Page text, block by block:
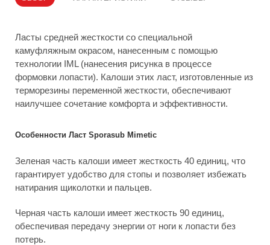
Ласты средней жесткости со специальной
камуфляжным окрасом, нанесенным с помощью
технологии IML (нанесения рисунка в процессе
формовки лопасти). Калоши этих ласт, изготовленные из
терморезины переменной жесткости, обеспечивают
наилучшее сочетание комфорта и эффективности.
Особенности Ласт Sporasub Mimetic
Зеленая часть калоши имеет жесткость 40 единиц, что
гарантирует удобство для стопы и позволяет избежать
натирания щиколотки и пальцев.
Черная часть калоши имеет жесткость 90 единиц,
обеспечивая передачу энергии от ноги к лопасти без
потерь.